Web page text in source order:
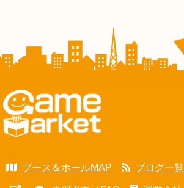
ブース＆ホールMAP ブログ一覧